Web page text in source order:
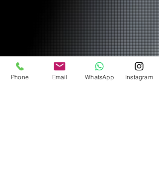
Phone Email WhatsApp Instagram